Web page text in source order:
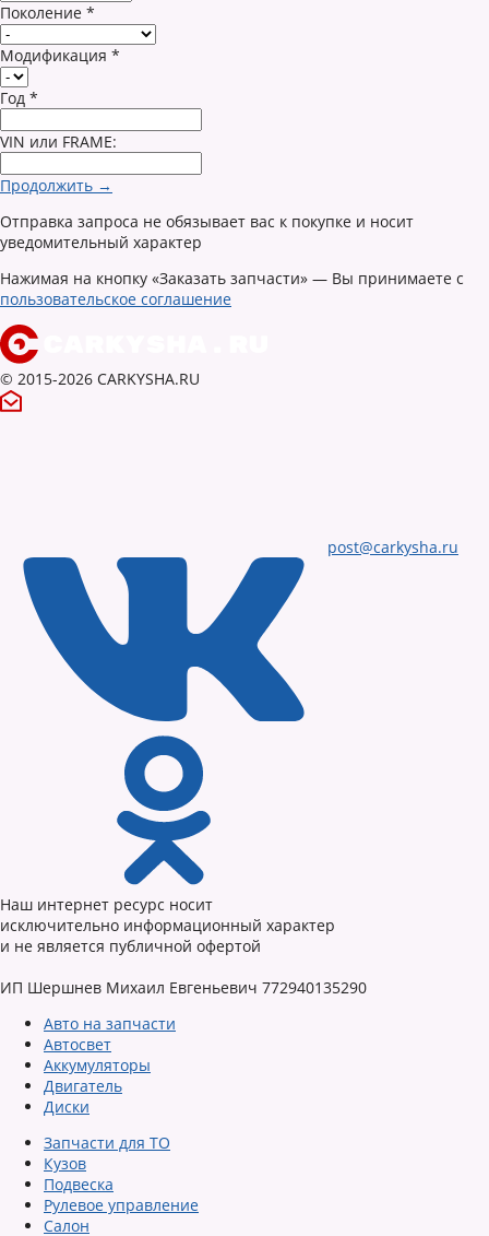
Поколение *
Модификация *
Год *
VIN или FRAME:
Продолжить →
Отправка запроса не обязывает вас к покупке и носит
уведомительный характер
Нажимая на кнопку «Заказать запчасти» — Вы принимаете с
пользовательское соглашение
© 2015-2026 CARKYSHA.RU
post@carkysha.ru
Наш интернет ресурс носит
исключительно информационный характер
и не является публичной офертой
ИП Шершнев Михаил Евгеньевич 772940135290
Авто на запчасти
Автосвет
Аккумуляторы
Двигатель
Диски
Запчасти для ТО
Кузов
Подвеска
Рулевое управление
Салон